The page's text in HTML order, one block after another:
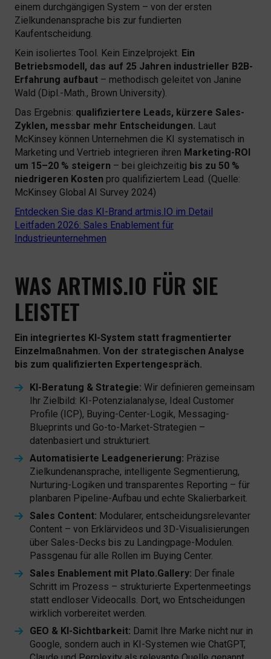
einem durchgängigen System – von der ersten
Zielkundenansprache bis zur fundierten
Kaufentscheidung.
Kein isoliertes Tool. Kein Einzelprojekt. Ein
Betriebsmodell, das auf 25 Jahren industrieller B2B-
Erfahrung aufbaut – methodisch geleitet von Janine
Wald (Dipl.-Math., Brown University).
Das Ergebnis: qualifiziertere Leads, kürzere Sales-
Zyklen, messbar mehr Entscheidungen. Laut
McKinsey können Unternehmen die KI systematisch in
Marketing und Vertrieb integrieren ihren Marketing-ROI
um 15–20 % steigern – bei gleichzeitig bis zu 50 %
niedrigeren Kosten pro qualifiziertem Lead. (Quelle:
McKinsey Global AI Survey 2024)
Entdecken Sie das KI-Brand artmis.IO im Detail
Leitfaden 2026: Sales Enablement für
Industrieunternehmen
WAS ARTMIS.IO FÜR SIE
LEISTET
Ein integriertes KI-System statt fragmentierter
Einzelmaßnahmen. Von der strategischen Analyse
bis zum qualifizierten Expertengespräch.
KI-Beratung & Strategie: Wir definieren gemeinsam
Ihr Zielbild: KI-Potenzialanalyse, Ideal Customer
Profile (ICP), Buying-Center-Logik, Messaging-
Blueprints und Go-to-Market-Strategien –
datenbasiert und strukturiert.
Automatisierte Leadgenerierung: Präzise
Zielkundenansprache, intelligente Segmentierung,
Nurturing-Logiken und transparentes Reporting – für
planbaren Pipeline-Aufbau und echte Skalierbarkeit.
Sales Content: Modularer, entscheidungsrelevanter
Content – von Erklärvideos und 3D-Visualisierungen
über Sales-Decks bis zu Landingpage-Modulen.
Passgenau für alle Rollen im Buying Center.
Sales Enablement mit Plato.Gallery: Der finale
Schritt im Prozess – strukturierte Expertenmeetings
statt endloser Videocalls. Dort, wo Entscheidungen
wirklich vorbereitet werden.
GEO & KI-Sichtbarkeit: Damit Ihre Marke nicht nur in
Google, sondern auch in KI-Systemen wie ChatGPT,